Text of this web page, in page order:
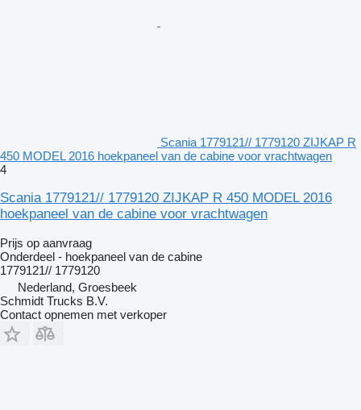
Scania 1779121// 1779120 ZIJKAP R
450 MODEL 2016 hoekpaneel van de cabine voor vrachtwagen
4
Scania 1779121// 1779120 ZIJKAP R 450 MODEL 2016
hoekpaneel van de cabine voor vrachtwagen
Prijs op aanvraag
Onderdeel - hoekpaneel van de cabine
1779121// 1779120
Nederland, Groesbeek
Schmidt Trucks B.V.
Contact opnemen met verkoper